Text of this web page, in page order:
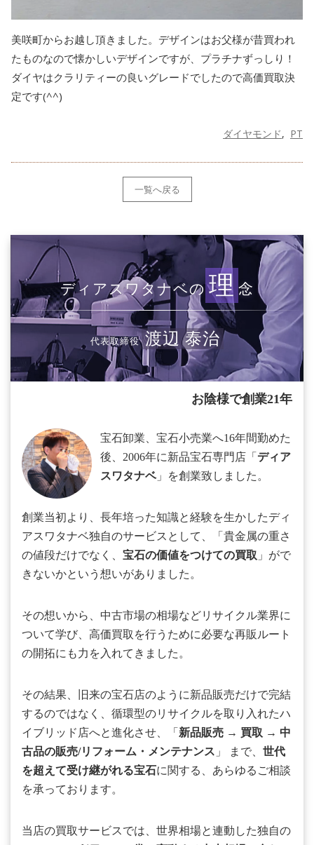
美咲町からお越し頂きました。デザインはお父様が昔買われ
たものなので懐かしいデザインですが、プラチナずっしり！
ダイヤはクラリティーの良いグレードでしたので高価買取決
定です(^^)
ダイヤモンド PT
一覧へ戻る
ディアスワタナベの 理 念
代表取締役 渡辺 泰治
お陰様で創業21年
宝石卸業、宝石小売業へ16年間勤めた
後、2006年に新品宝石専門店「 ディア
スワタナベ」を創業致しました。
創業当初より、長年培った知識と経験を生かしたディ
アスワタナベ独自のサービスとして、「貴金属の重さ
の値段だけでなく、 宝石の価値をつけての買取 」がで
きないかという想いがありました。
その想いから、中古市場の相場などリサイクル業界に
ついて学び、高価買取を行うために必要な再販ルート
の開拓にも力を入れてきました。
その結果、旧来の宝石店のように新品販売だけで完結
するのではなく、循環型のリサイクルを取り入れたハ
イブリッド店へと進化させ、「 新品販売 → 買取 → 中
古品の販売/リフォーム・メンテナンス 」 まで、 世代
を超えて受け継がれる宝石に関する、あらゆるご相談
を承っております。
当店の買取サービスでは、世界相場と連動した独自の